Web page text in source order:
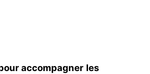
accompagner les